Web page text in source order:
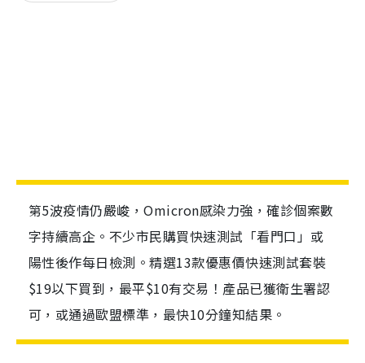
第5波疫情仍嚴峻，Omicron感染力強，確診個案數
字持續高企。不少市民購買快速測試「看門口」或
陽性後作每日檢測。精選13款優惠價快速測試套裝
$19以下買到，最平$10有交易！產品已獲衛生署認
可，或通過歐盟標準，最快10分鐘知結果。